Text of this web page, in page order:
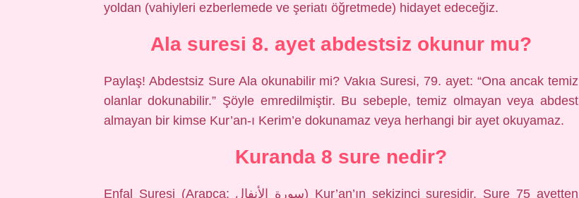
yoldan (vahiyleri ezberlemede ve şeriatı öğretmede) hidayet edeceğiz.
Ala suresi 8. ayet abdestsiz okunur mu?
Paylaş! Abdestsiz Sure Ala okunabilir mi? Vakıa Suresi, 79. ayet: “Ona ancak temiz
olanlar dokunabilir.” Şöyle emredilmiştir. Bu sebeple, temiz olmayan veya abdest
almayan bir kimse Kur’an-ı Kerim’e dokunamaz veya herhangi bir ayet okuyamaz.
Kuranda 8 sure nedir?
Enfal Suresi (Arapça: سورة الأنفال) Kur’an’ın sekizinci suresidir. Sure 75 ayetten